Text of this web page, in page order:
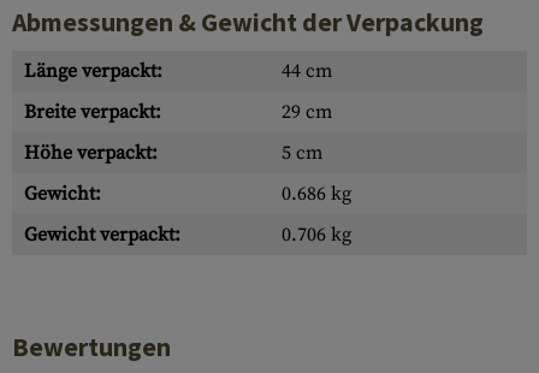
Abmessungen & Gewicht der Verpackung
Länge verpackt:
44 cm
Breite verpackt:
29 cm
Höhe verpackt:
5 cm
Gewicht:
0.686 kg
Gewicht verpackt:
0.706 kg
Bewertungen